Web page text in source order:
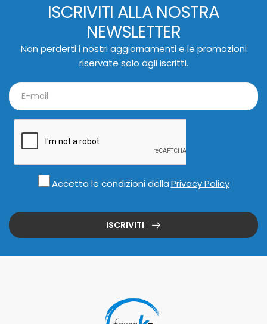
ISCRIVITI ALLA NOSTRA
NEWSLETTER
Non perderti i nostri aggiornamenti e le promozioni
riservate solo agli iscritti.
Accetto le condizioni dellaPrivacy Policy
ISCRIVITI